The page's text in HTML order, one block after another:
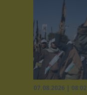
07.08.2026 | 08:02